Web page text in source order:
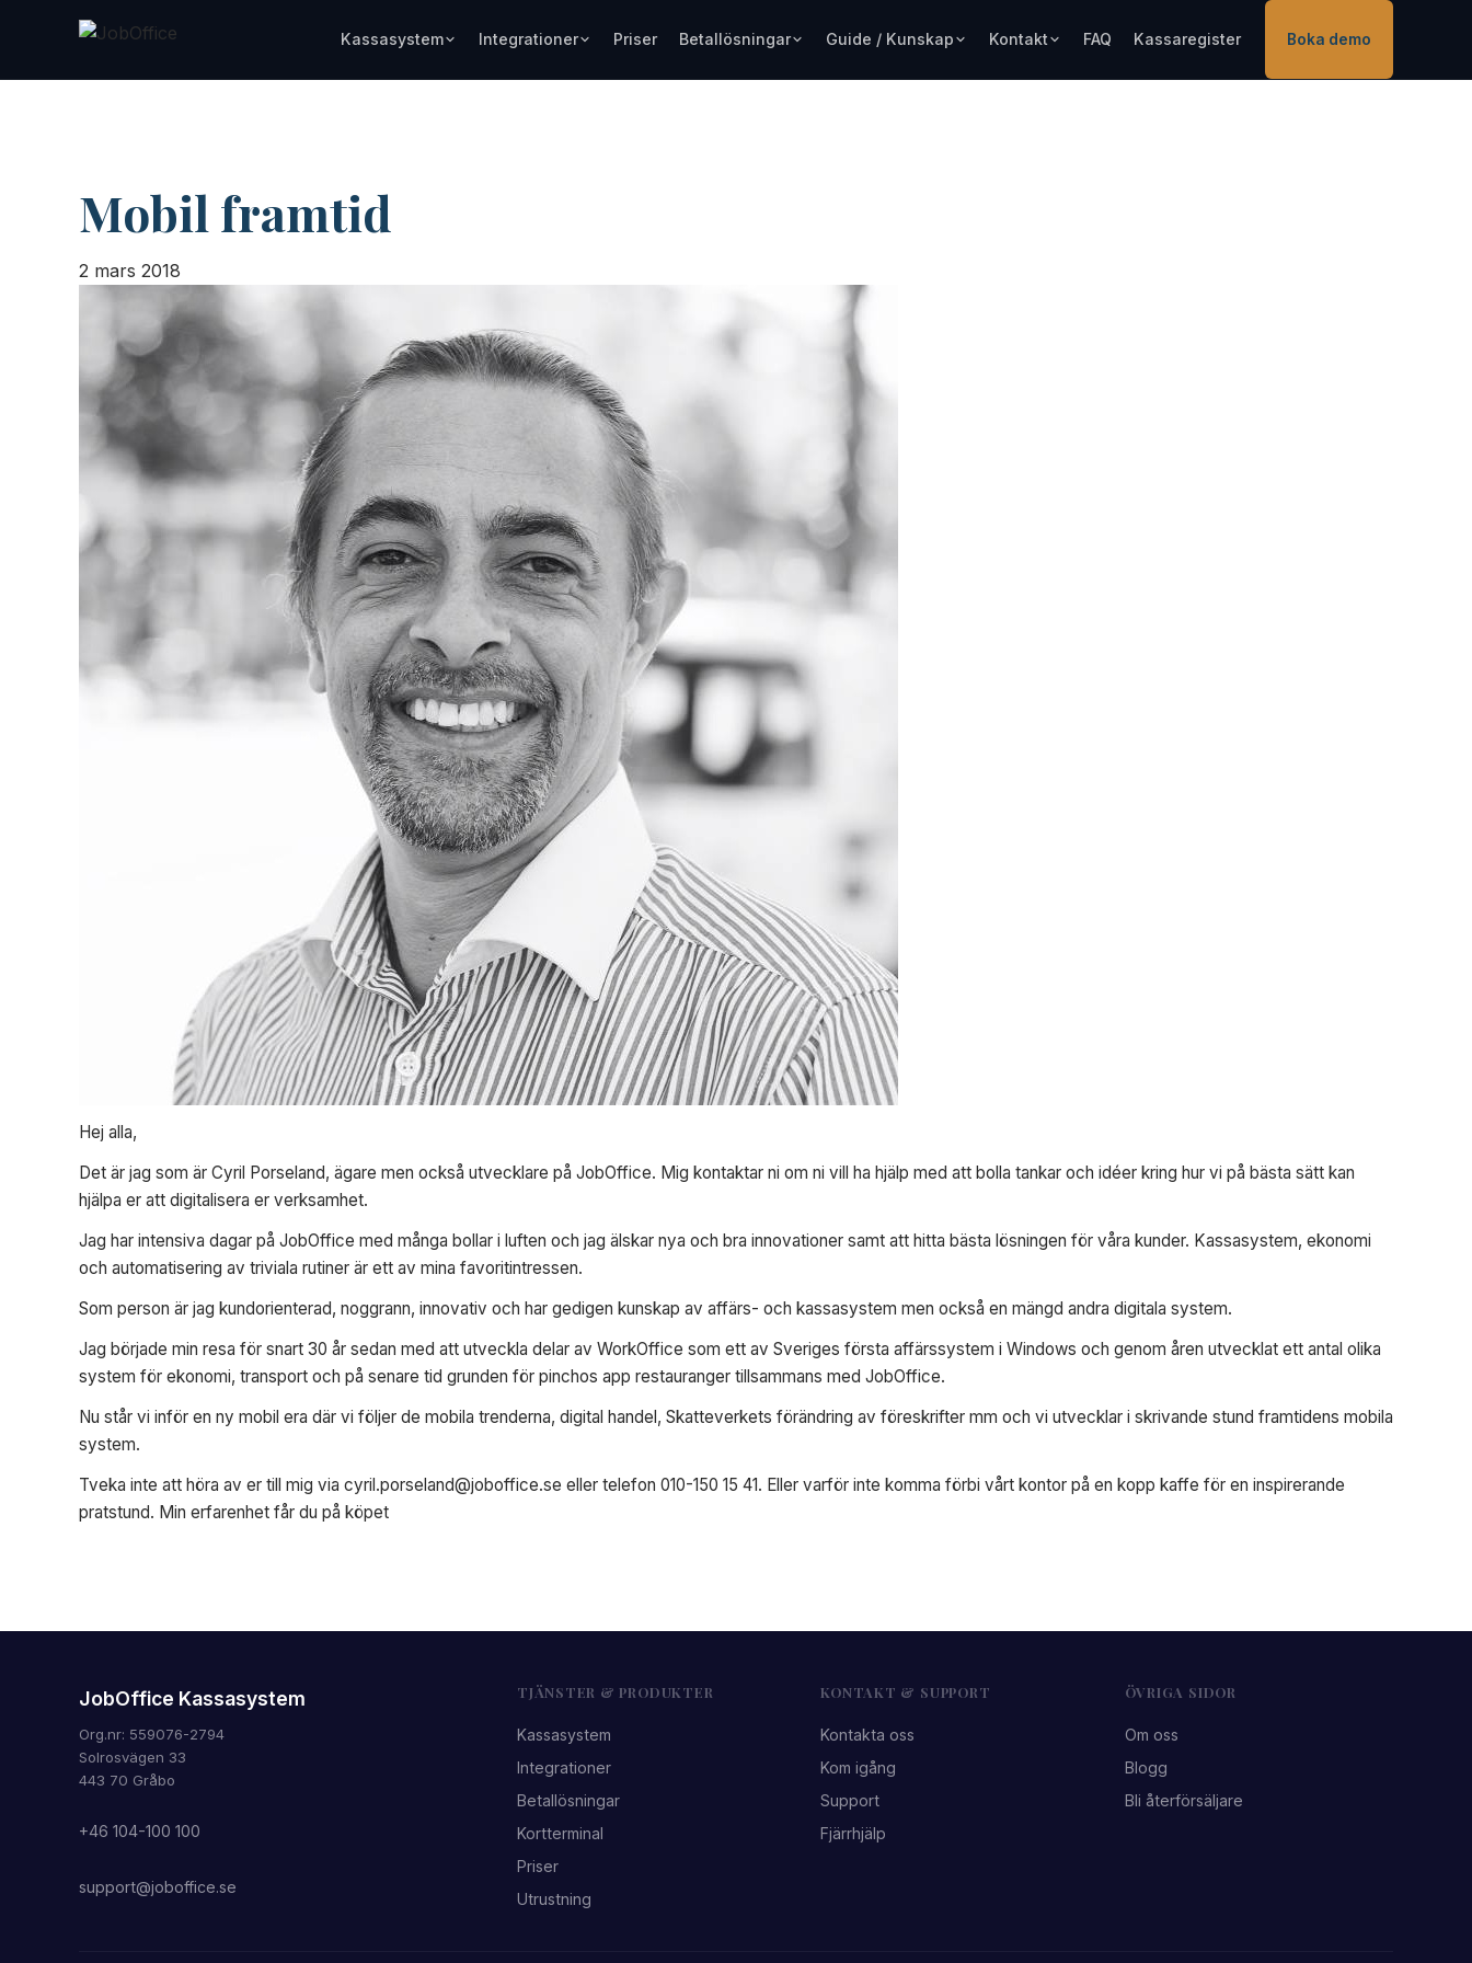
Kassasystem Integrationer Priser Betallösningar Guide / Kunskap Kontakt FAQ Kassaregister Boka demo
Mobil framtid
2 mars 2018
Hej alla,
Det är jag som är Cyril Porseland, ägare men också utvecklare på JobOffice. Mig kontaktar ni om ni vill ha hjälp med att bolla tankar och idéer kring hur vi på bästa sätt kan
hjälpa er att digitalisera er verksamhet.
Jag har intensiva dagar på JobOffice med många bollar i luften och jag älskar nya och bra innovationer samt att hitta bästa lösningen för våra kunder. Kassasystem, ekonomi
och automatisering av triviala rutiner är ett av mina favoritintressen.
Som person är jag kundorienterad, noggrann, innovativ och har gedigen kunskap av affärs- och kassasystem men också en mängd andra digitala system.
Jag började min resa för snart 30 år sedan med att utveckla delar av WorkOffice som ett av Sveriges första affärssystem i Windows och genom åren utvecklat ett antal olika
system för ekonomi, transport och på senare tid grunden för pinchos app restauranger tillsammans med JobOffice.
Nu står vi inför en ny mobil era där vi följer de mobila trenderna, digital handel, Skatteverkets förändring av föreskrifter mm och vi utvecklar i skrivande stund framtidens mobila
system.
Tveka inte att höra av er till mig via cyril.porseland@joboffice.se eller telefon 010-150 15 41. Eller varför inte komma förbi vårt kontor på en kopp kaffe för en inspirerande
pratstund. Min erfarenhet får du på köpet
JobOffice Kassasystem
Org.nr: 559076-2794
Solrosvägen 33
443 70 Gråbo
+46 104-100 100
support@joboffice.se
TJÄNSTER & PRODUKTER
Kassasystem
Integrationer
Betallösningar
Kortterminal
Priser
Utrustning
KONTAKT & SUPPORT
Kontakta oss
Kom igång
Support
Fjärrhjälp
ÖVRIGA SIDOR
Om oss
Blogg
Bli återförsäljare